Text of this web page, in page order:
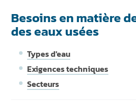
Besoins en matière
des eaux usées
Types d'eau
Exigences techniques
Secteurs